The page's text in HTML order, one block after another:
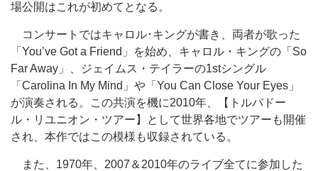
場公開はこれが初めてとなる。
コンサートではキャロル･キングが書き、両者が歌った
「You’ve Got a Friend」を始め、キャロル・キングの「So
Far Away」、ジェイムス・テイラーの1stシングル
「Carolina In My Mind」や「You Can Close Your Eyes」
が演奏される。この共演を機に2010年、【トルバドー
ル・リユニオン・ツアー】として世界各地でツアーも開催
され、本作ではこの模様も収録されている。
また、1970年、2007＆2010年のライブ全てに参加した